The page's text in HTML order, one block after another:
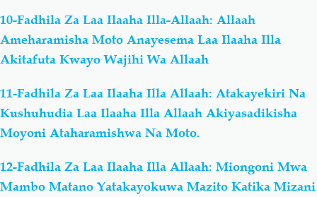
10-Fadhila Za Laa Ilaaha Illa-Allaah: Allaah
Ameharamisha Moto Anayesema Laa Ilaaha Illa
Akitafuta Kwayo Wajihi Wa Allaah
11-Fadhila Za Laa Ilaaha Illa Allaah: Atakayekiri Na
Kushuhudia Laa Ilaaha Illa Allaah Akiyasadikisha
Moyoni Ataharamishwa Na Moto.
12-Fadhila Za Laa Ilaaha Illa Allaah: Miongoni Mwa
Mambo Matano Yatakayokuwa Mazito Katika Mizani